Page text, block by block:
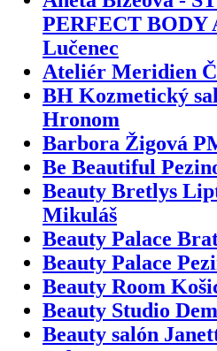
PERFECT BODY
Lučenec
Ateliér Meridien
BH Kozmetický
Hronom
Barbora Žigová
Be Beautiful
Beauty Bretlys
Mikuláš
Beauty Palace
Beauty Palace
Beauty Room
Beauty Studio
Beauty salón